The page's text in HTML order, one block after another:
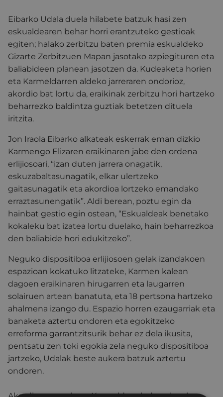
Eibarko Udala duela hilabete batzuk hasi zen
eskualdearen behar horri erantzuteko gestioak
egiten; halako zerbitzu baten premia eskualdeko
Gizarte Zerbitzuen Mapan jasotako azpiegituren eta
baliabideen planean jasotzen da. Kudeaketa horien
eta Karmeldarren aldeko jarreraren ondorioz,
akordio bat lortu da, eraikinak zerbitzu hori hartzeko
beharrezko baldintza guztiak betetzen dituela
iritzita.
Jon Iraola Eibarko alkateak eskerrak eman dizkio
Karmengo Elizaren eraikinaren jabe den ordena
erlijiosoari, “izan duten jarrera onagatik,
eskuzabaltasunagatik, elkar ulertzeko
gaitasunagatik eta akordioa lortzeko emandako
erraztasunengatik”. Aldi berean, poztu egin da
hainbat gestio egin ostean, “Eskualdeak benetako
kokaleku bat izatea lortu duelako, hain beharrezkoa
den baliabide hori edukitzeko”.
Neguko dispositiboa erlijiosoen gelak izandakoen
espazioan kokatuko litzateke, Karmen kalean
dagoen eraikinaren hirugarren eta laugarren
solairuen artean banatuta, eta 18 pertsona hartzeko
ahalmena izango du. Espazio horren ezaugarriak eta
banaketa aztertu ondoren eta egokitzeko
erreforma garrantzitsurik behar ez dela ikusita,
pentsatu zen toki egokia zela neguko dispositiboa
jartzeko, Udalak beste aukera batzuk aztertu
ondoren.